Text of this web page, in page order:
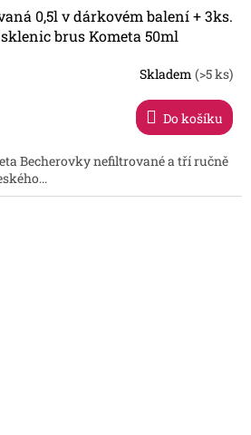
0,5l v dárkovém balení + 3ks.
brus Kometa 50ml
Skladem(>5 ks)
Do košíku
Becherovky nefiltrované a tří ručně